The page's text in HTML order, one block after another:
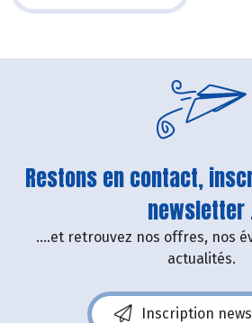
Restons en contact,
newsletter
....et retrouvez nos offres, nos
actualités.
Inscription